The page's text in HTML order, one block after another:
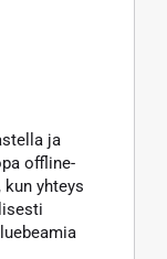
ja
offline-
yhteys